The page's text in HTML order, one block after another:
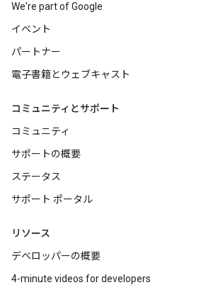
We're part of Google
イベント
パートナー
電子書籍とウェブキャスト
コミュニティとサポート
コミュニティ
サポートの概要
ステータス
サポート ポータル
リソース
デベロッパーの概要
4-minute videos for developers